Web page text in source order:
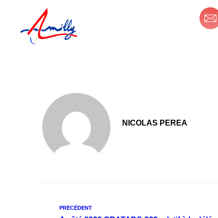
NICOLAS PEREA
PRÉCÉDENT